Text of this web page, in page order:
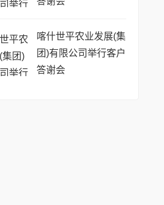
喀什世平农业发展(集
团)有限公司举行客户
答谢会